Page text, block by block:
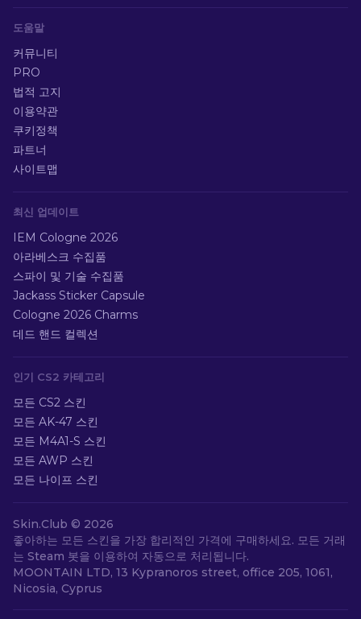
도움말
커뮤니티
PRO
법적 고지
이용약관
쿠키정책
파트너
사이트맵
최신 업데이트
IEM Cologne 2026
아라베스크 수집품
스파이 및 기술 수집품
Jackass Sticker Capsule
Cologne 2026 Charms
데드 핸드 컬렉션
인기 CS2 카테고리
모든 CS2 스킨
모든 AK-47 스킨
모든 M4A1-S 스킨
모든 AWP 스킨
모든 나이프 스킨
Skin.Club © 2026
좋아하는 모든 스킨을 가장 합리적인 가격에 구매하세요. 모든 거래
는 Steam 봇을 이용하여 자동으로 처리됩니다.
MOONTAIN LTD, 13 Kypranoros street, office 205, 1061,
Nicosia, Cyprus